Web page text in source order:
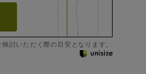
討いただく際の目安となります。